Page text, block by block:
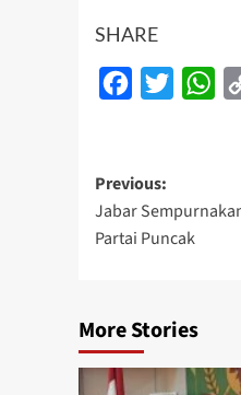
SHARE
Facebook
Twitter
Post
Previous:
Jabar
Partai Puncak
More Stories